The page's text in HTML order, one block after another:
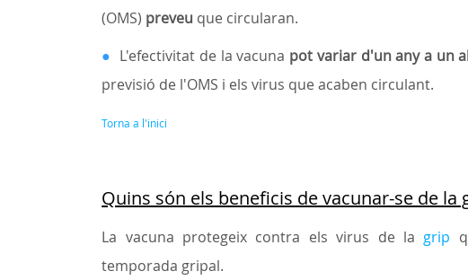
(OMS) preveu que circularan.
● L'efectivitat de la vacuna pot variar d'un any a un
previsió de l'OMS i els virus que acaben circulant.
Torna a l'inici
Quins són els beneficis de vacunar-se de la
La vacuna protegeix contra els virus de la grip
temporada gripal.